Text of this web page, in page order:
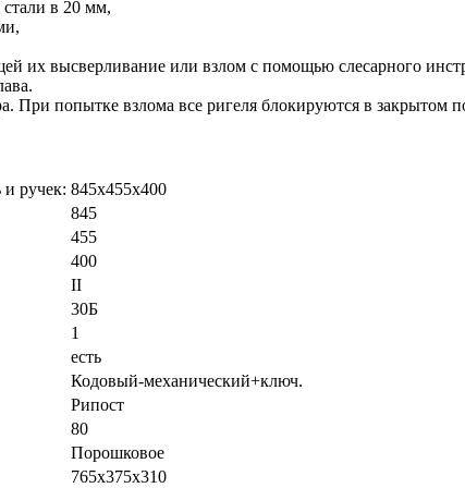
стали в 20 мм,
их высверливание или взлом с помощью слесарного
При попытке взлома все ригеля блокируются в закрытом
ручек: 845х455х400
845
455
400
II
30Б
1
есть
Кодовый-механический+ключ.
Рипост
80
Порошковое
765х375х310